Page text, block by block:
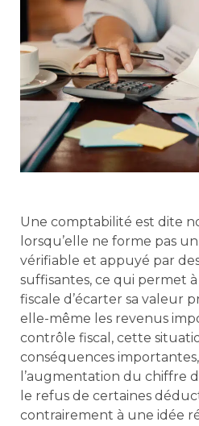
Une comptabilité est dite
lorsqu’elle ne forme pas
vérifiable et appuyé par
suffisantes, ce qui permet à
fiscale d’écarter sa valeur
elle-même les revenus
contrôle fiscal, cette
conséquences
l’augmentation du chiffre
le refus de certaines
contrairement à une idée